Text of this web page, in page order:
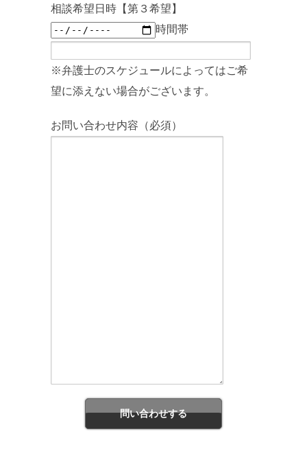
相談希望日時【第３希望】
時間帯
※弁護士のスケジュールによってはご希
望に添えない場合がございます。
お問い合わせ内容（必須）